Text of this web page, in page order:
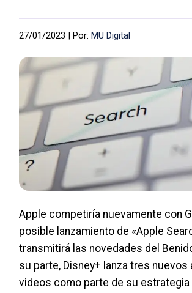
27/01/2023 | Por: MU Digital
Apple competiría nuevamente con
posible lanzamiento de «Apple
transmitirá las novedades del
su parte, Disney+ lanza tres nuevos
videos como parte de su estrategia